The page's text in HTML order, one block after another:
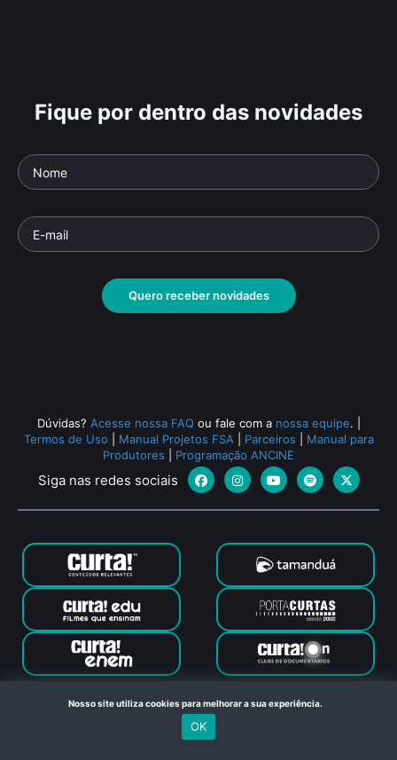
Fique por dentro das novidades
Quero receber novidades
Dúvidas? Acesse nossa FAQ ou fale com a nossa equipe.
Termos de Uso
Manual Projetos FSA Parceiros
Manual para
Produtores
Programação ANCINE
Siga nas redes sociais
Canal Curta © 2024. Todos os direitos reservados. Feito com
no Rio de Janeiro
Nosso site utiliza cookies para melhorar a sua experiência.
OK